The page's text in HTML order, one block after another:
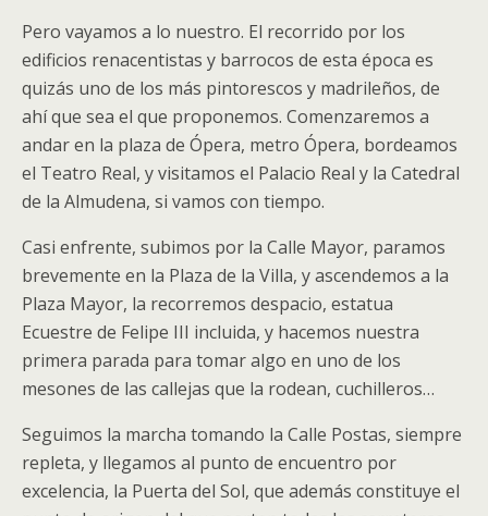
Pero vayamos a lo nuestro. El recorrido por los
edificios renacentistas y barrocos de esta época es
quizás uno de los más pintorescos y madrileños, de
ahí que sea el que proponemos. Comenzaremos a
andar en la plaza de Ópera, metro Ópera, bordeamos
el Teatro Real, y visitamos el Palacio Real y la Catedral
de la Almudena, si vamos con tiempo.
Casi enfrente, subimos por la Calle Mayor, paramos
brevemente en la Plaza de la Villa, y ascendemos a la
Plaza Mayor, la recorremos despacio, estatua
Ecuestre de Felipe III incluida, y hacemos nuestra
primera parada para tomar algo en uno de los
mesones de las callejas que la rodean, cuchilleros…
Seguimos la marcha tomando la Calle Postas, siempre
repleta, y llegamos al punto de encuentro por
excelencia, la Puerta del Sol, que además constituye el